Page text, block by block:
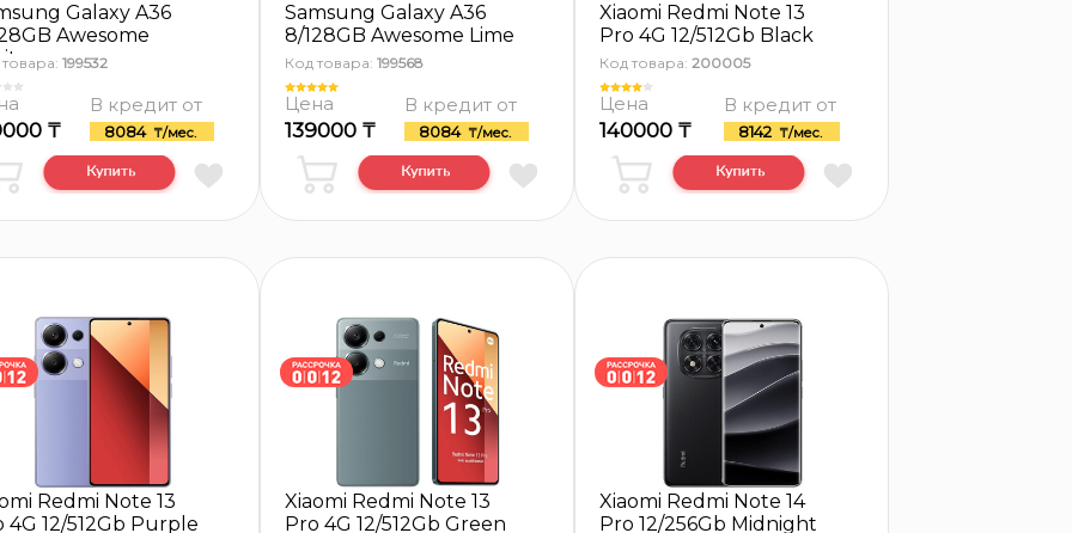
Galaxy A36
Awesome
199532
₸
В кредит от
8084 ₸/мес.
Samsung Galaxy A36
8/128GB Awesome Lime
Код товара: 199568
Цена
139000 ₸
В кредит от
8084 ₸/мес.
Xiaomi Redmi Note 13
Pro 4G 12/512Gb Black
Код товара: 200005
Цена
140000 ₸
В кредит от
8142 ₸/мес.
Redmi Note 13
4G 12/512Gb Purple
Xiaomi Redmi Note 13
Pro 4G 12/512Gb Green
Xiaomi Redmi Note 14
Pro 12/256Gb Midnight